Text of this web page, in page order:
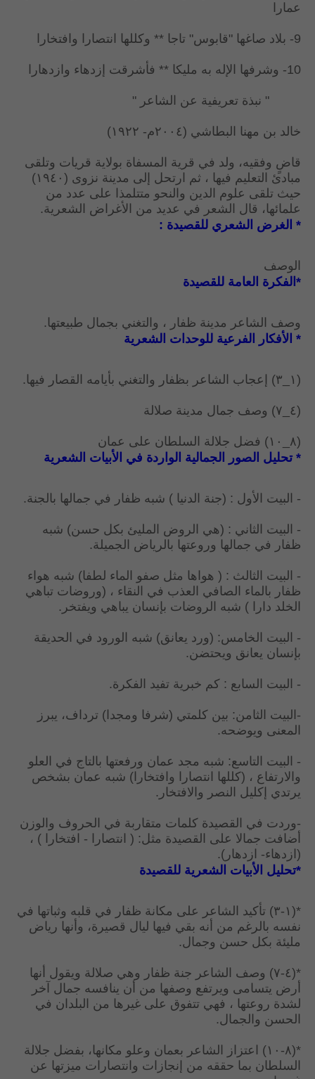
عمارا
9- بلاد صاغها "قابوس" تاجا ** وكللها انتصارا وافتخارا
10- وشرفها الإله به مليكا ** فأشرقت إزدهاء وازدهارا
" نبذة تعريفية عن الشاعر "
خالد بن مهنا البطاشي (٢٠٠٤م- ١٩٢٢)
قاضٍ وفقيه، ولد في قرية المسفاة بولاية قريات وتلقى
مبادئ التعليم فيها ، ثم ارتحل إلى مدينة نزوى (١٩٤٠)
حيث تلقى علوم الدين والنحو متتلمذا على عدد من
علمائها، قال الشعر في عديد من الأغراض الشعرية.
* الغرض الشعري للقصيدة :
الوصف
*الفكرة العامة للقصيدة
وصف الشاعر مدينة ظفار ، والتغني بجمال طبيعتها.
* الأفكار الفرعية للوحدات الشعرية
(١_٣) إعجاب الشاعر بظفار والتغني بأيامه القصار فيها.
(٤_٧) وصف جمال مدينة صلالة
(٨_١٠) فضل جلالة السلطان على عمان
* تحليل الصور الجمالية الواردة في الأبيات الشعرية
- البيت الأول : (جنة الدنيا ) شبه ظفار في جمالها بالجنة.
- البيت الثاني : (هي الروض المليئ بكل حسن) شبه
ظفار في جمالها وروعتها بالرياض الجميلة.
- البيت الثالث : ( هواها مثل صفو الماء لطفا) شبه هواء
ظفار بالماء الصافي العذب في النقاء ، (وروضات تباهي
الخلد دارا ) شبه الروضات بإنسان يباهي ويفتخر.
- البيت الخامس: (ورد يعانق) شبه الورود في الحديقة
بإنسان يعانق ويحتضن.
- البيت السابع : كم خبرية تفيد الفكرة.
-البيت الثامن: بين كلمتي (شرفا ومجدا) ترداف، يبرز
المعنى ويوضحه.
- البيت التاسع: شبه مجد عمان ورفعتها بالتاج في العلو
والارتفاع ، (كللها انتصارا وافتخارا) شبه عمان بشخص
يرتدي إكليل النصر والافتخار.
-وردت في القصيدة كلمات متقاربة في الحروف والوزن
أضافت جمالا على القصيدة مثل: ( انتصارا - افتخارا ) ،
(ازدهاء- ازدهار).
*تحليل الأبيات الشعرية للقصيدة
*(١-٣) تأكيد الشاعر على مكانة ظفار في قلبه وثباتها في
نفسه بالرغم من أنه بقي فيها ليال قصيرة، وأنها رياض
مليئة بكل حسن وجمال.
*(٤-٧) وصف الشاعر جنة ظفار وهي صلالة ويقول أنها
أرض يتسامى ويرتفع وصفها من أن ينافسه جمال آخر
لشدة روعتها ، فهي تتفوق على غيرها من البلدان في
الحسن والجمال.
*(٨-١٠) اعتزاز الشاعر بعمان وعلو مكانها، بفضل جلالة
السلطان بما حققه من إنجازات وانتصارات ميزتها عن